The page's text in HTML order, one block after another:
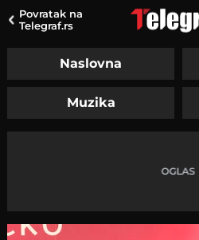
Povratak na
Telegraf.rs
Naslovna
Muzika